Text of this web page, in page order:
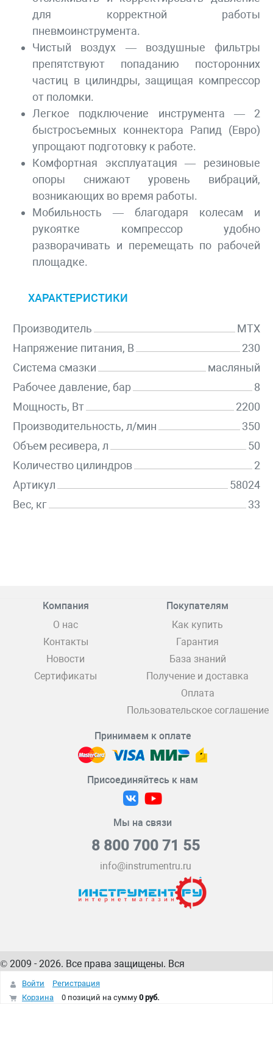
для корректной работы
пневмоинструмента.
Чистый воздух — воздушные фильтры
препятствуют попаданию посторонних
частиц в цилиндры, защищая компрессор
от поломки.
Легкое подключение инструмента — 2
быстросъемных коннектора Рапид (Евро)
упрощают подготовку к работе.
Комфортная эксплуатация — резиновые
опоры снижают уровень вибраций,
возникающих во время работы.
Мобильность — благодаря колесам и
рукоятке компрессор удобно
разворачивать и перемещать по рабочей
площадке.
ХАРАКТЕРИСТИКИ
Производитель
MTX
Напряжение питания, В
230
Система смазки
масляный
Рабочее давление, бар
8
Мощность, Вт
2200
Производительность, л/мин
350
Объем ресивера, л
50
Количество цилиндров
2
Артикул
58024
Вес, кг
33
Компания
О нас
Контакты
Новости
Сертификаты
Покупателям
Как купить
Гарантия
База знаний
Получение и доставка
Оплата
Пользовательское соглашение
Принимаем к оплате
Присоединяйтесь к нам
Мы на связи
8 800 700 71 55
info@instrumentru.ru
© 2009 - 2026. Все права защищены. Вся
информация на сайте – собственность
интернет-магазина
Войти
Регистрация
Корзина
0 позиций на сумму 0 руб.